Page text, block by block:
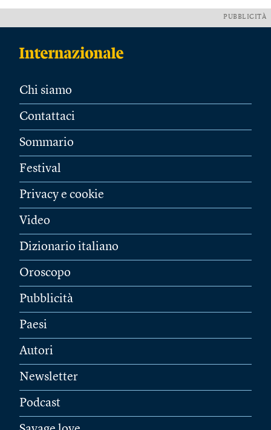
PUBBLICITÀ
Chi siamo
Contattaci
Sommario
Festival
Privacy e cookie
Video
Dizionario italiano
Oroscopo
Pubblicità
Paesi
Autori
Newsletter
Podcast